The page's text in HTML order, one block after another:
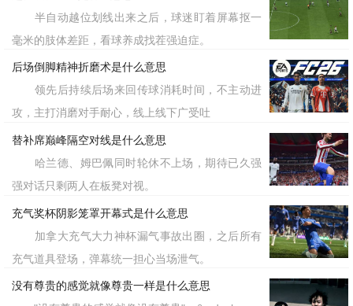
半自动越位划线出来之后，球迷盯着屏幕抠一
毫米的肢体差距，看球养成找茬强迫症。
后场倒脚精神折磨术是什么意思
领先后持续后场来回传球消耗时间，不主动进
攻，主打消磨对手耐心，线上线下广受吐
替补席巅峰隔空对线是什么意思
哈兰德、姆巴佩同时轮休不上场，期待已久强
强对话只剩两人在板凳对视。
充气奖杯阴影笼罩开幕式是什么意思
加拿大充气大力神杯漏气事故出圈，之后所有
充气道具登场，弹幕统一担心当场泄气。
没有尊贵的感觉就像尊贵一样是什么意思